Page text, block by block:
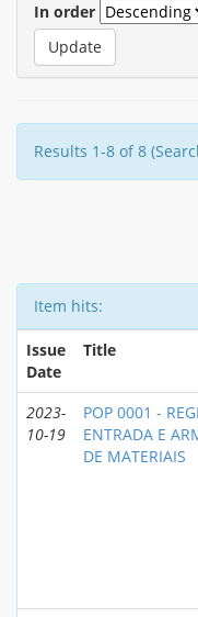
In order
Results 1-8 of 8
Item hits:
Issue
Date
Title
2023-
10-19
POP 0001 -
ENTRADA E
DE MATERIAIS